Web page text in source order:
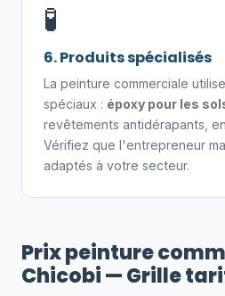
🧪
6. Produits spécialisés
La peinture commerciale
spéciaux : époxy pour les
revêtements antidérapants,
Vérifiez que l'entrepreneur
adaptés à votre secteur.
Prix peinture
Chicobi — Grille